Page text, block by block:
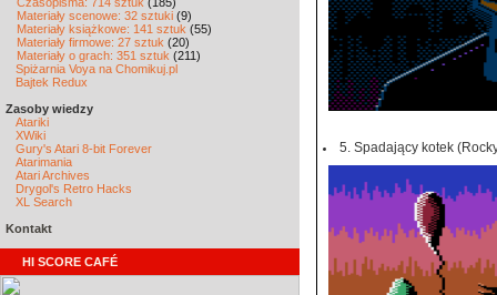
Materiały scenowe: 32 sztuki (9)
Materiały książkowe: 141 sztuk (55)
Materiały firmowe: 27 sztuk (20)
Materiały o grach: 351 sztuk (211)
Spiżarnia Voya na Chomikuj.pl
Bajtek Redux
Zasoby wiedzy
Atariki
XWiki
Gury's Atari 8-bit Forever
Atarimania
Atari Archives
Drygol's Retro Hacks
XL Search
Kontakt
HI SCORE CAFÉ
5. Spadający kotek